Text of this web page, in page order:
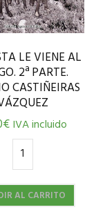
LE VIENE AL
2ª PARTE.
CASTIÑEIRAS
€IVA incluido
AL CARRITO